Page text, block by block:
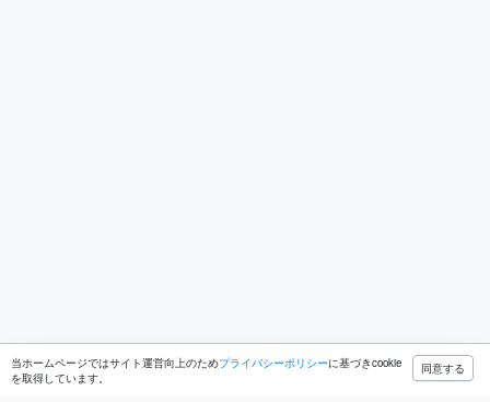
当ホームページではサイト運営向上のためプライバシーポリシーに基づきcookie
を取得しています。
同意する